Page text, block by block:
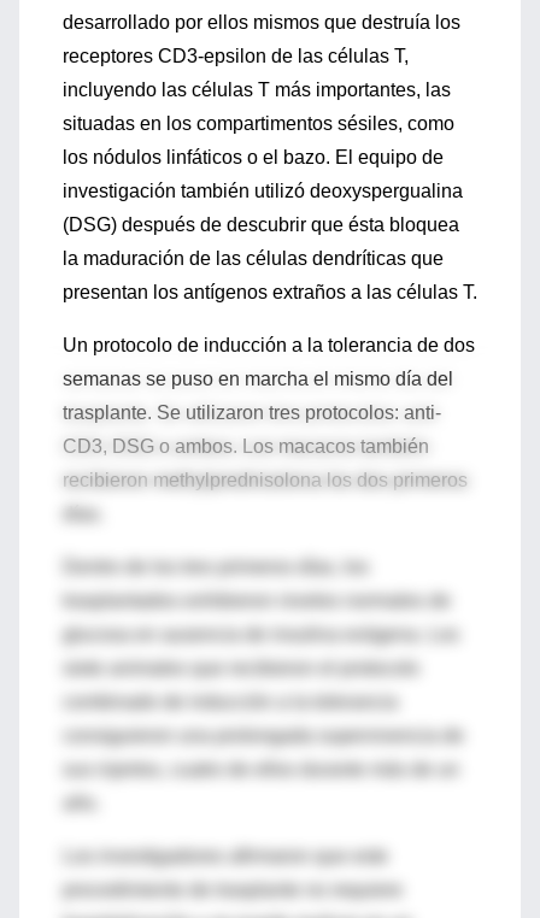
desarrollado por ellos mismos que destruía los
receptores CD3-epsilon de las células T,
incluyendo las células T más importantes, las
situadas en los compartimentos sésiles, como
los nódulos linfáticos o el bazo. El equipo de
investigación también utilizó deoxyspergualina
(DSG) después de descubrir que ésta bloquea
la maduración de las células dendríticas que
presentan los antígenos extraños a las células T.
Un protocolo de inducción a la tolerancia de dos
semanas se puso en marcha el mismo día del
trasplante. Se utilizaron tres protocolos: anti-
CD3, DSG o ambos. Los macacos también
recibieron methylprednisolona los dos primeros
glucosa en ausencia de insulina exógena. Los
consiguieron una prolongada supervivencia de
Los investigadores afirmaron que este
procedimiento de trasplante no requiere